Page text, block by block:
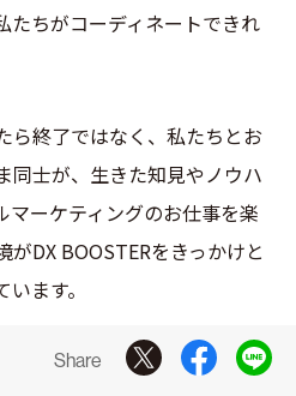
たちがコーディネートできれ
ら終了ではなく、私たちとお
同士が、生きた知見やノウハ
マーケティングのお仕事を楽
DX BOOSTERをきっかけと
ます。
Share